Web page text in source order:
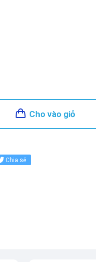
Cho vào giỏ
Chia sẻ